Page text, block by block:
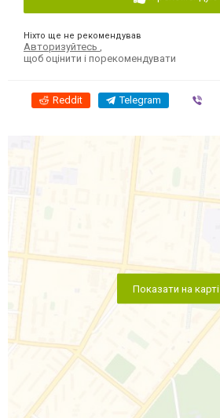
Ніхто ще не рекомендував
Авторизуйтесь
щоб оцінити і порекомендувати
Reddit Telegram
Показати на карті